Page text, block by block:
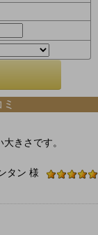
きさです。
タン 様